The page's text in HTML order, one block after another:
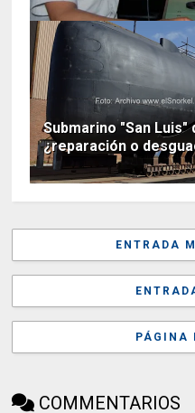
Submarino "San
¿reparación o
ENTRADA
PÁGINA
COMMENTARIOS